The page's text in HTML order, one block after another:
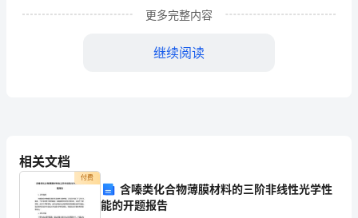
我暂时 称
其为素 质能
力模
型
大
质
道德
身体
质
质
知
验
每一项素
质和
能力要求都包
含着无限
的意义，甚至其
中一项
更多完整内容
继续阅读
相关文档
付费
含嗪类化合物薄膜材料的三阶非线性光学性
能的开题报告